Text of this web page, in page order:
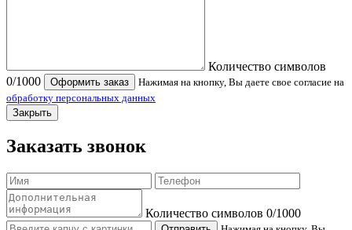
Количество символов
0/1000 Оформить заказ
Нажимая на кнопку, Вы даете свое согласие на
обработку персональных данных
Закрыть
Заказать звонок
Количество символов 0/1000